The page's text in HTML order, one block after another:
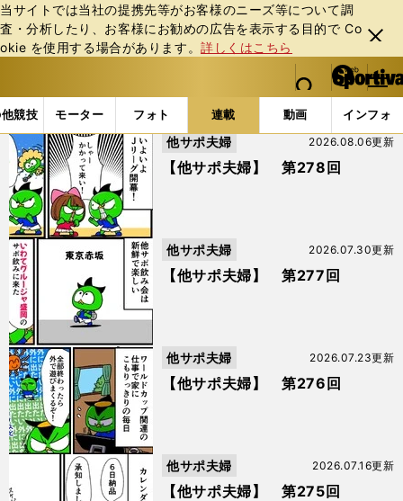
当サイトでは当社の提携先等がお客様のニーズ等について調
査・分析したり、お客様にお勧めの広告を表⽰する⽬的で Co
okie を使⽤する場合があります。詳しくはこちら
閉じ
る
web Sportiva (webスポルティーバ)
検索
マイペ
ー
ジ
メニュ
競技 モーター フォト 連載 動画 インフォ
b
ス
ポ
ル
テ
ィ
ー
バ
連載コラム スポマン！ 他サポ夫婦
【他サポ夫婦】 第278回
2026.08.06更新
他サポ夫婦
【他サポ夫婦】 第277回
2026.07.30更新
他サポ夫婦
【他サポ夫婦】 第276回
2026.07.23更新
他サポ夫婦
【他サポ夫婦】 第275回
2026.07.16更新
他サポ夫婦